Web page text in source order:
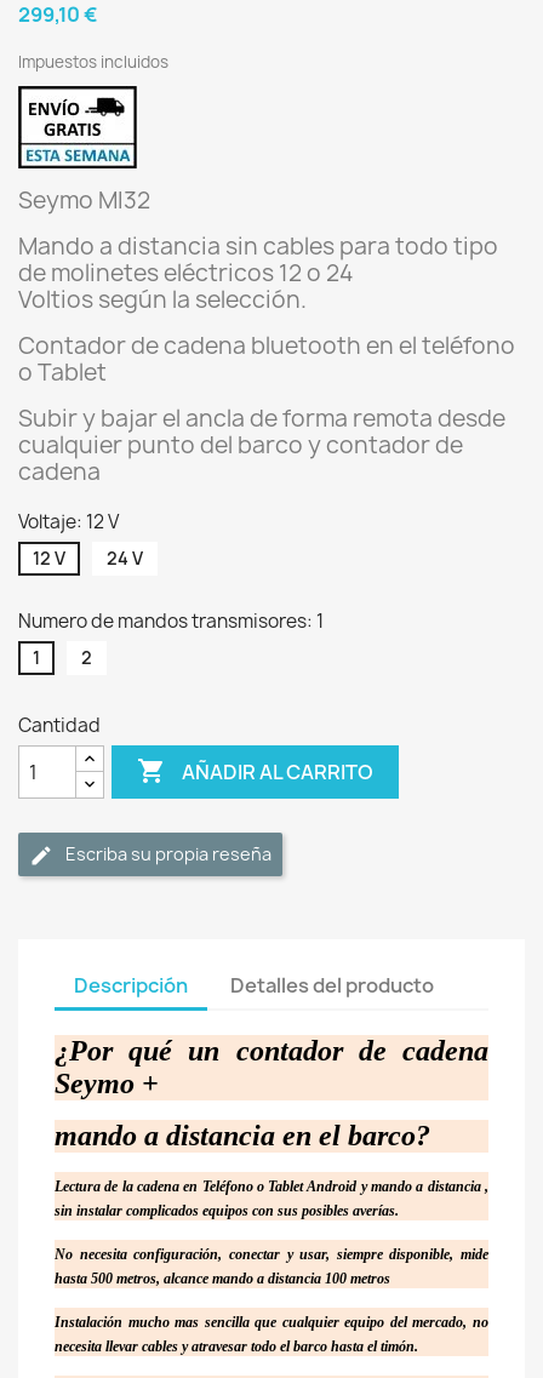
299,10 €
Impuestos incluidos
Seymo MI32
Mando a distancia sin cables para todo tipo
de molinetes eléctricos 12 o 24
Voltiossegún la selección.
Contador de cadena bluetooth en el teléfono
o Tablet
Subir y bajar el ancla de forma remota desde
cualquier punto del barco y contador de
cadena
Voltaje: 12 V
12 V 24 V
Numero de mandos transmisores: 1
1 2
Cantidad
 AÑADIR AL CARRITO
Escriba su propia reseña
Descripción Detalles del producto
¿Por qué un contador de cadena
Seymo +
mando a distancia en el barco?
Lectura de la cadena en Teléfono o Tablet Android y mando a distancia ,
sin instalar complicados equipos con sus posibles averías.
No necesita configuración, conectar y usar, siempre disponible, mide
hasta 500 metros, alcance mando a distancia 100 metros
Instalación mucho mas sencilla que cualquier equipo del mercado, no
necesita llevar cables y atravesar todo el barco hasta el timón.